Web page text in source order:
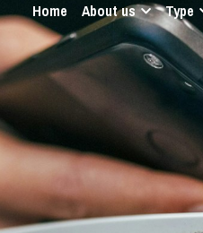
Home About us Type